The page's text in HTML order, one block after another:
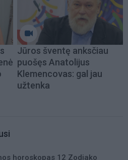
Jūros šventę anksčiau
puošęs Anatolijus
Klemencovas: gal jau
užtenka
horoskopas 12 Zodiako